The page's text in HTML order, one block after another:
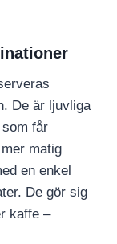
De är ljuvliga
får
matig
en enkel
De gör sig
kaffe –